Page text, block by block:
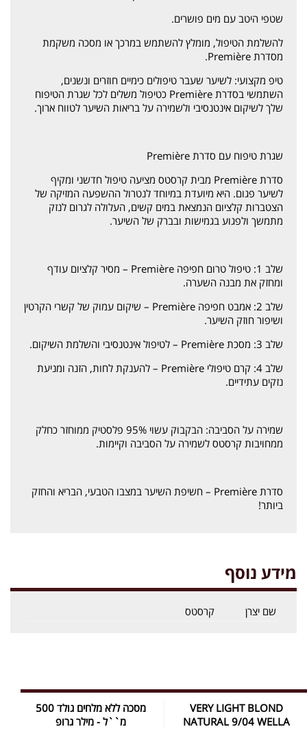
שטפי היטב עם מים פושרים.
להשלמת הטיפול, מומלץ להשתמש במרכך או מסכה משקמת
מסדרת Première.
טיפ מקצועי: לשיער שעבר טיפולים כימיים חוזרים ונשנים,
השתמשי בסדרת Première כטיפול משלים לכל שגרת הטיפוח
שלך לשיקום אינטנסיבי ולשמירה על בריאות השיער לטווח ארוך.
שגרת טיפוח עם סדרת Première
סדרת Première מבית קרסטס מציעה טיפול חדשני ומקיף
לשיער פגום. היא מיועדת במיוחד לנטרול ההשפעה המזיקה של
הצטברות קלציום הנמצאת במים קשים, העלולה לגרום לנזק
מתמשך ולפגוע בגמישות ובברק של השיער.
שלב 1: טיפול טרום חפיפה Première – מסיר קלציום עודף
ומחזק את מבנה השערה.
שלב 2: אמבט חפיפה Première – שיקום עמוק של קשרי הקרטין
ושיפור חוזק השיער.
שלב 3: מסכת Première – לטיפול אינטנסיבי והשלמת השיקום.
שלב 4: קרם טיפולי Première – להענקת לחות, הזנה ומניעת
נזקים עתידיים.
שמירה על הסביבה: הבקבוק עשוי 95% פלסטיק ממוחזר כחלק
ממחויבות קרסטס לשמירה על הסביבה וקיימות.
סדרת Première – חשיפת השיער במצבו הטבעי, הבריא והחזק
ביותר!
מידע נוסף
שם יצרן קרסטס
VERY LIGHT BLOND
NATURAL 9/04 WELLA
מסכה ללא מלחים גולד 500
מ``ל - מילר גרופ